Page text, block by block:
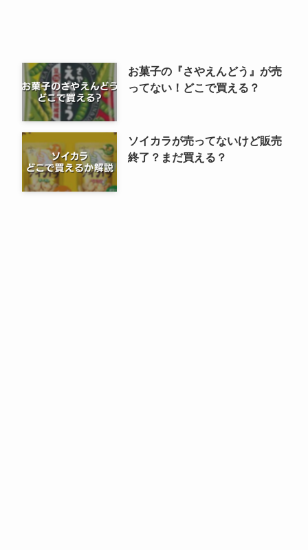
お菓子の『さやえんどう』が売
ってない！どこで買える？
ソイカラが売ってないけど販売
終了？まだ買える？